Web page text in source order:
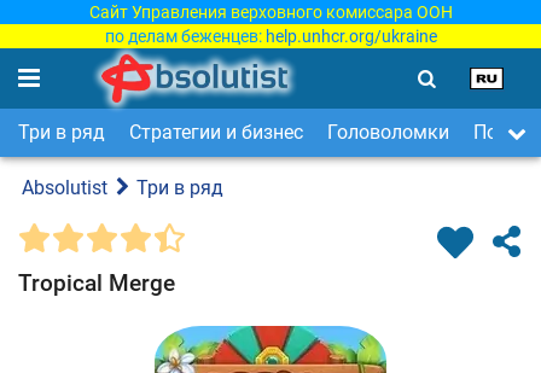
Сайт Управления верховного комиссара ООН
по делам беженцев: help.unhcr.org/ukraine
Три в ряд Стратегии и бизнес Головоломки Поиск
Absolutist Три в ряд
Tropical Merge